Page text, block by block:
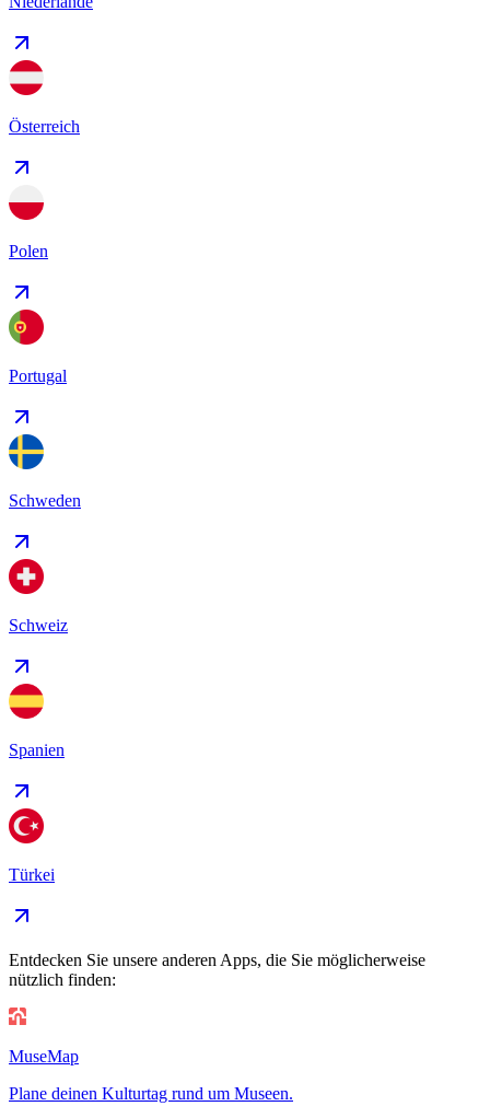
Österreich
Polen
Portugal
Schweden
Schweiz
Spanien
Türkei
Entdecken Sie unsere anderen Apps, die Sie möglicherweise
nützlich finden:
MuseMap
Plane deinen Kulturtag rund um Museen.